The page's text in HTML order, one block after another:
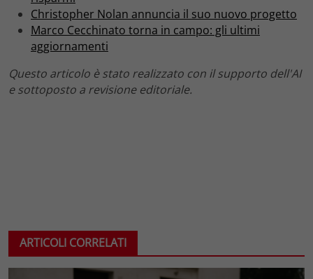
Christopher Nolan annuncia il suo nuovo progetto
Marco Cecchinato torna in campo: gli ultimi
aggiornamenti
Questo articolo è stato realizzato con il supporto dell'AI
e sottoposto a revisione editoriale.
ARTICOLI CORRELATI